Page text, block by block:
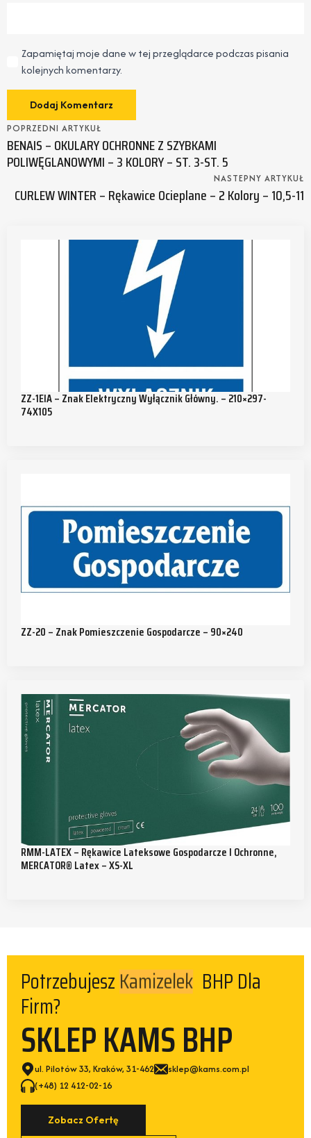
Zapamiętaj moje dane w tej przeglądarce podczas pisania
kolejnych komentarzy.
POPRZEDNI ARTYKUŁ
BENAIS – OKULARY OCHRONNE Z SZYBKAMI
POLIWĘGLANOWYMI – 3 KOLORY – ST. 3-ST. 5
NASTEPNY ARTYKUŁ
CURLEW WINTER – Rękawice Ocieplane – 2 Kolory – 10,5-11
ZZ-1EIA – Znak Elektryczny Wyłącznik Główny. – 210×297-
74X105
ZZ-20 – Znak Pomieszczenie Gospodarcze – 90×240
RMM-LATEX – Rękawice Lateksowe Gospodarcze I Ochronne,
MERCATOR® Latex – XS-XL
PotrzebujeszKamizelek BHP Dla
Firm?
SKLEP KAMS BHP
ul. Pilotów 33, Kraków, 31-462
sklep@kams.com.pl
(+48) 12 412-02-16
Zobacz Ofertę